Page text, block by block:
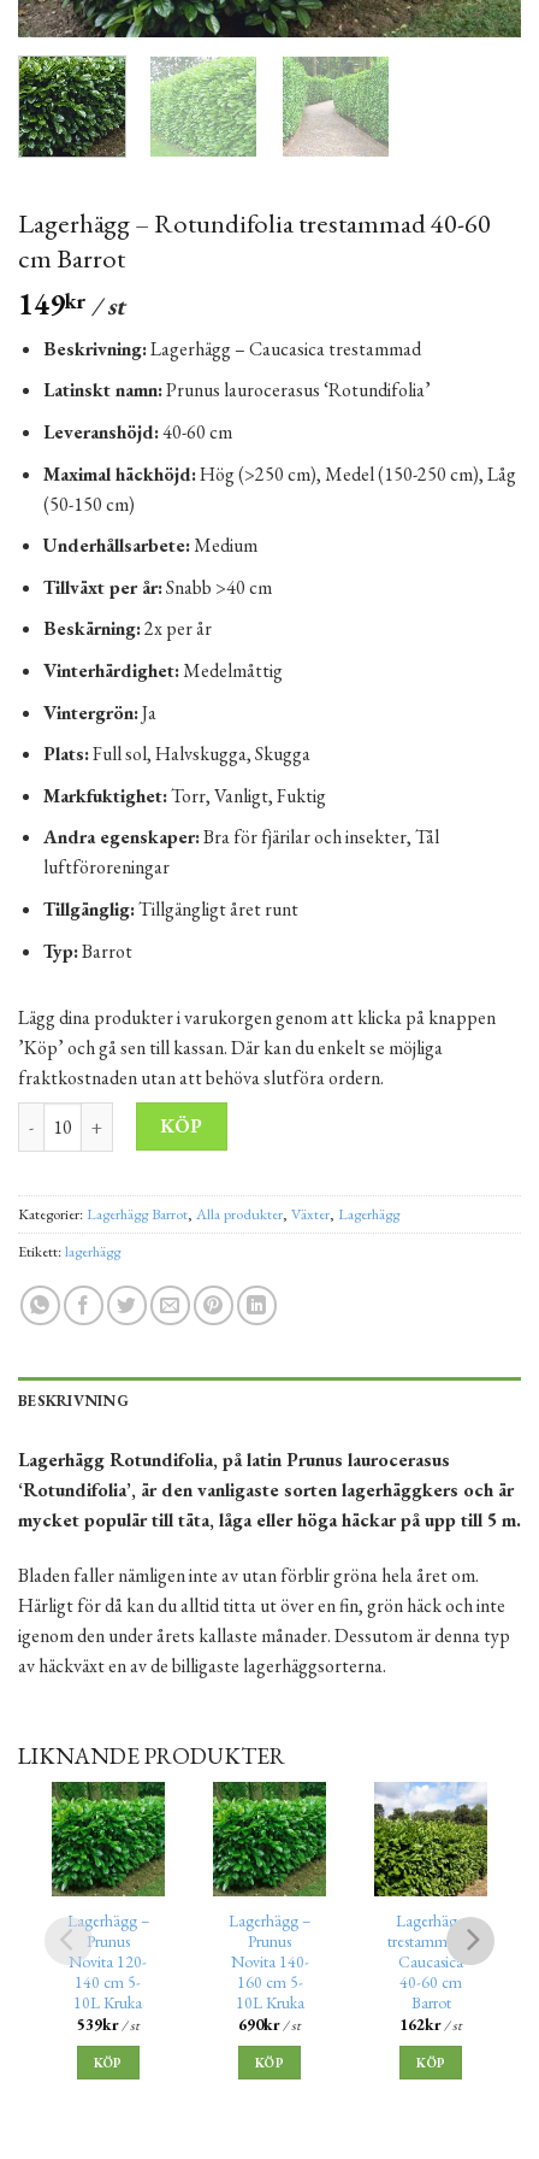
Lagerhägg – Rotundifolia trestammad 40-60
cm Barrot
149kr / st
Beskrivning:Lagerhägg – Caucasica trestammad
Latinskt namn:Prunus laurocerasus ‘Rotundifolia’
Leveranshöjd:40-60 cm
Maximal häckhöjd:Hög (>250 cm), Medel (150-250 cm), Låg
(50-150 cm)
Underhållsarbete:Medium
Tillväxt per år:Snabb >40 cm
Beskärning:2x per år
Vinterhärdighet:Medelmåttig
Vintergrön:Ja
Plats:Full sol, Halvskugga, Skugga
Markfuktighet:Torr, Vanligt, Fuktig
Andra egenskaper:Bra för fjärilar och insekter, Tål
luftföroreningar
Tillgänglig:Tillgängligt året runt
Typ:Barrot
Lägg dina produkter i varukorgen genom att klicka på knappen
’Köp’ och gå sen till kassan. Där kan du enkelt se möjliga
fraktkostnaden utan att behöva slutföra ordern.
Lagerhägg – Rotundifolia trestammad 40-60 cm Barrot mängd
KÖP
Kategorier: Lagerhägg Barrot, Alla produkter, Växter, Lagerhägg
Etikett:lagerhägg
BESKRIVNING
Lagerhägg Rotundifolia, på latin Prunus laurocerasus
‘Rotundifolia’, är den vanligaste sorten lagerhäggkers och är
mycket populär till täta, låga eller höga häckar på upp till 5 m.
Bladen faller nämligen inte av utan förblir gröna hela året om.
Härligt för då kan du alltid titta ut över en fin, grön häck och inte
igenom den under årets kallaste månader. Dessutom är denna typ
av häckväxt en av de billigaste lagerhäggsorterna.
LIKNANDE PRODUKTER
Lagerhägg –
Prunus
Novita 120-
140 cm 5-
10L Kruka
539kr/ st
KÖP
Lagerhägg –
Prunus
Novita 140-
160 cm 5-
10L Kruka
690kr/ st
KÖP
Lagerhägg
trestammad –
Caucasica
40-60 cm
Barrot
162kr/ st
KÖP